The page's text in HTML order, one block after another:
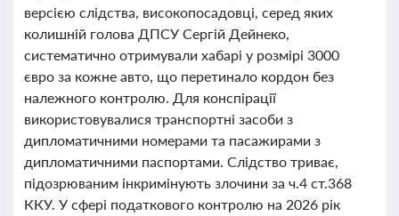
версією слідства, високопосадовці, серед яких
колишній голова ДПСУ Сергій Дейнеко,
систематично отримували хабарі у розмірі 3000
євро за кожне авто, що перетинало кордон без
належного контролю. Для конспірації
використовувалися транспортні засоби з
дипломатичними номерами та пасажирами з
дипломатичними паспортами. Слідство триває,
підозрюваним інкримінують злочини за ч.4 ст.368
ККУ. У сфері податкового контролю на 2026 рік